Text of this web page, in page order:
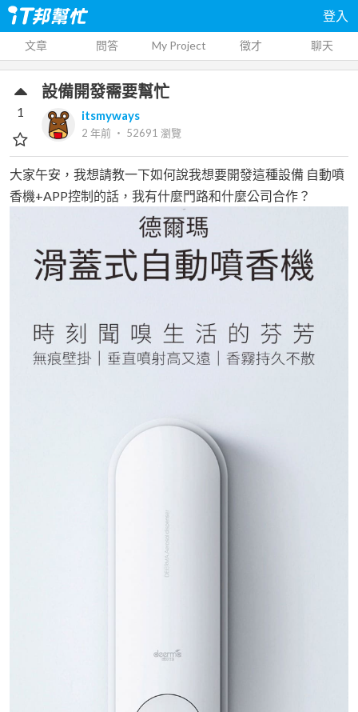
登入
文章 問答 My Project 徵才 聊天
設備開發需要幫忙
itsmyways
2 年前 ‧ 52691 瀏覽
1
大家午安，我想請教一下如何說我想要開發這種設備 自動噴
香機+APP控制的話，我有什麼門路和什麼公司合作？